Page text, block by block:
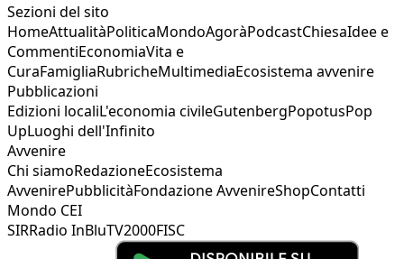
Sezioni del sito
HomeAttualitàPoliticaMondoAgoràPodcastChiesaIdee e
CommentiEconomiaVita e
CuraFamigliaRubricheMultimediaEcosistema avvenire
Pubblicazioni
Edizioni localiL'economia civileGutenbergPopotusPop
UpLuoghi dell'Infinito
Avvenire
Chi siamoRedazioneEcosistema
AvvenirePubblicitàFondazione AvvenireShopContatti
Mondo CEI
SIRRadio InBluTV2000FISC